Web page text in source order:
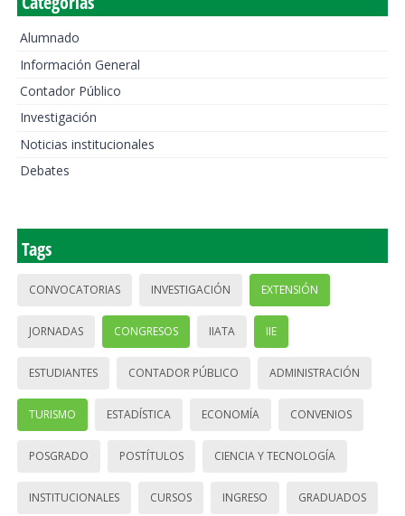
Alumnado
Información General
Contador Público
Investigación
Noticias institucionales
Debates
Tags
CONVOCATORIAS INVESTIGACIÓN EXTENSIÓN
JORNADAS CONGRESOS IIATA IIE
ESTUDIANTES CONTADOR PÚBLICO ADMINISTRACIÓN
TURISMO ESTADÍSTICA ECONOMÍA CONVENIOS
POSGRADO POSTÍTULOS CIENCIA Y TECNOLOGÍA
INSTITUCIONALES CURSOS INGRESO GRADUADOS